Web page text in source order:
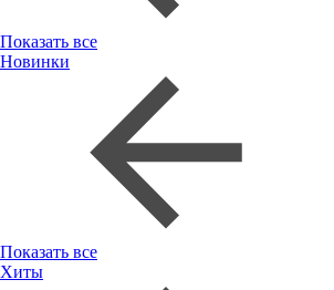
Показать все
Новинки
Показать все
Хиты